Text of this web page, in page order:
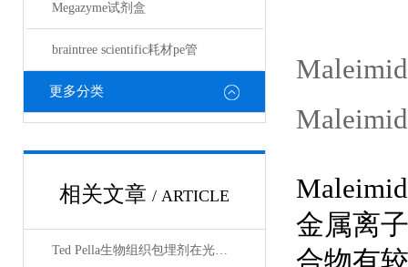
Megazyme试剂盒
braintree scientific耗材pe管
更多分类
相关文章 / ARTICLE
Ted Pella生物组织包埋剂在光镜与电镜联用技术中的应用
金属离